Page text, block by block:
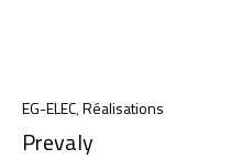
EG-ELEC,Réalisations
Prevaly